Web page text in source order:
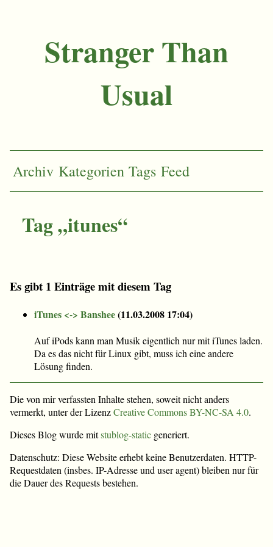
Stranger Than
Usual
Archiv Kategorien Tags Feed
Tag „itunes“
Es gibt 1 Einträge mit diesem Tag
iTunes <-> Banshee(11.03.2008 17:04)
Auf iPods kann man Musik eigentlich nur mit iTunes laden.
Da es das nicht für Linux gibt, muss ich eine andere
Lösung finden.
Die von mir verfassten Inhalte stehen, soweit nicht anders
vermerkt, unter der LizenzCreative Commons BY-NC-SA 4.0.
Dieses Blog wurde mitstublog-static generiert.
Datenschutz: Diese Website erhebt keine Benutzerdaten. HTTP-
Requestdaten (insbes. IP-Adresse und user agent) bleiben nur für
die Dauer des Requests bestehen.